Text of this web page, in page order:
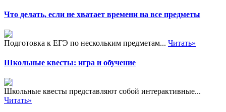
Что делать, если не хватает времени на все предметы
Подготовка к ЕГЭ по нескольким предметам... Читать»
Школьные квесты: игра и обучение
Школьные квесты представляют собой интерактивные...
Читать»